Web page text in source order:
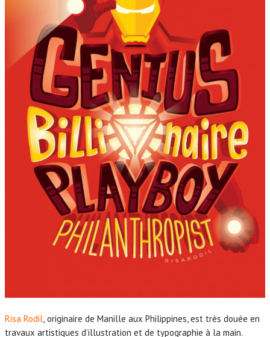
Risa Rodil, originaire de Manille aux Philippines, est très douée en
travaux artistiques d’illustration et de typographie à la main.